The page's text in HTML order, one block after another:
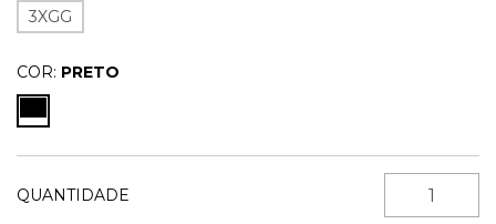
3XGG
COR: PRETO
QUANTIDADE